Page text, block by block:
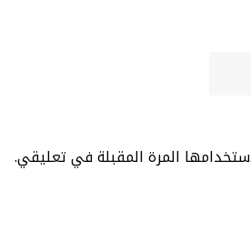
المرة المقبلة في تعليقي.